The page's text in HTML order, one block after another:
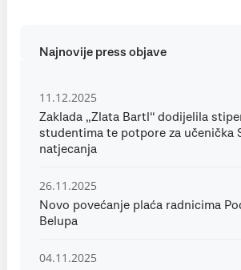
Najnovije press objave
11.12.2025
Zaklada „Zlata Bartl“ dodijelila
studentima te potpore za učenička
natjecanja
26.11.2025
Novo povećanje plaća radnicima
Belupa
04.11.2025